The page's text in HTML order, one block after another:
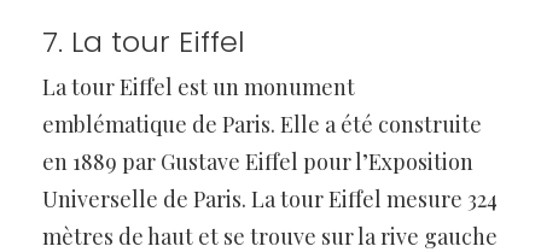
7. La tour Eiffel
La tour Eiffel est un monument
emblématique de Paris. Elle a été construite
en 1889 par Gustave Eiffel pour l’Exposition
Universelle de Paris. La tour Eiffel mesure 324
mètres de haut et se trouve sur la rive gauche